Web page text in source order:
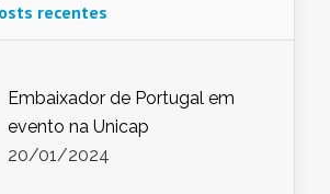
recentes
Embaixador de Portugal em
evento na Unicap
20/01/2024